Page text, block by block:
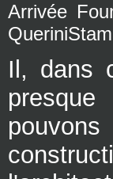
Arrivée
Il, dans